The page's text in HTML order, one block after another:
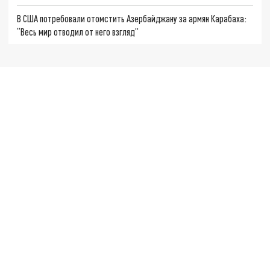
В США потребовали отомстить Азербайджану за армян Карабаха:
“Весь мир отводил от него взгляд”